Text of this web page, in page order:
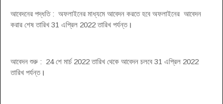
আবেদনের পদ্ধতি : অফলাইনের মাধ্যমে আবেদন করতে হবে অফলাইনের আবেদন
করার শেষ তারিখ 31 এপ্রিল 2022 তারিখ পর্যন্ত ।
আবেদন শুরু : 24 শে মার্চ 2022 তারিখ থেকে আবেদন চলবে 31 এপ্রিল 2022
তারিখ পর্যন্ত ।